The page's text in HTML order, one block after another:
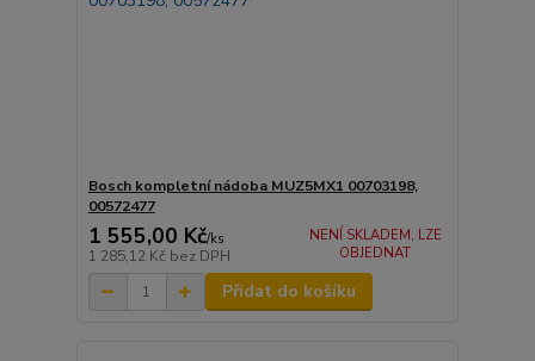
Bosch kompletní nádoba MUZ5MX1 00703198,
00572477
1 555,00 Kč/ks
1 285,12 Kč bez DPH
NENÍ SKLADEM, LZE
OBJEDNAT
Přidat do košíku